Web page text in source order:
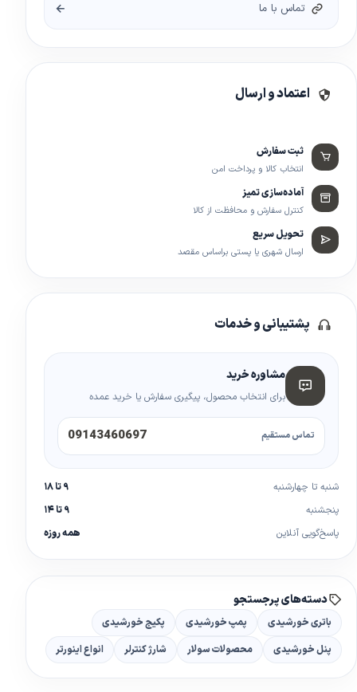
تماس با ما
اعتماد و ارسال
ثبت سفارش
انتخاب کالا و پرداخت امن
آماده‌سازی تمیز
کنترل سفارش و محافظت از کالا
تحویل سریع
ارسال شهری یا پستی براساس مقصد
پشتیبانی و خدمات
مشاوره خرید
برای انتخاب محصول، پیگیری سفارش یا خرید عمده
تماس مستقیم 09143460697
شنبه تا چهارشنبه
۹ تا ۱۸
پنجشنبه
۹ تا ۱۴
پاسخ‌گویی آنلاین
همه روزه
دسته‌های پرجستجو
باتری خورشیدی پمپ خورشیدی
پکیج خورشیدی
پنل خورشیدی
محصولات سولار شارژ کنترلر انواع اینورتر